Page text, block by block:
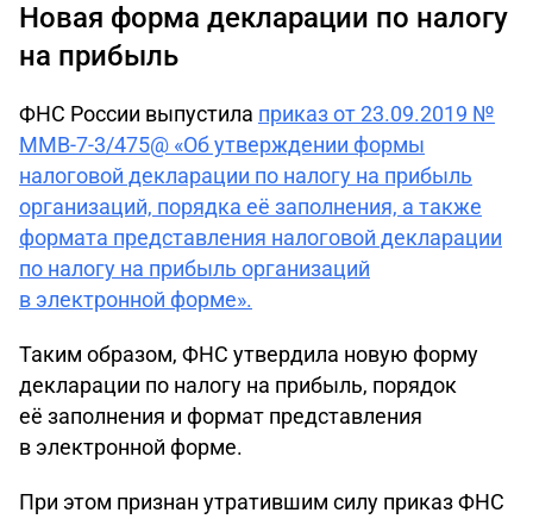
Новая форма декларации по налогу
на прибыль
ФНС России выпустила приказ от 23.09.2019 №
ММВ-7-3/475@ «Об утверждении формы
налоговой декларации по налогу на прибыль
организаций, порядка её заполнения, а также
формата представления налоговой декларации
по налогу на прибыль организаций
в электронной форме».
Таким образом, ФНС утвердила новую форму
декларации по налогу на прибыль, порядок
её заполнения и формат представления
в электронной форме.
При этом признан утратившим силу приказ ФНС